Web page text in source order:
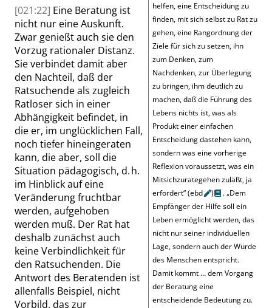
helfen, eine Entscheidung zu
finden, mit sich selbst zu Rat zu
gehen, eine Rangordnung der
Ziele für sich zu setzen, ihn
zum Denken, zum
Nachdenken, zur Überlegung
zu bringen, ihm deutlich zu
machen, daß die Führung des
Lebens nichts ist, was als
Produkt einer einfachen
Entscheidung dastehen kann,
sondern was eine vorherige
Reflexion voraussetzt, was ein
Mitsichzurategehen zuläßt, ja
erfordert“(ebd ) .„Dem
Empfänger der Hilfe soll ein
Leben ermöglicht werden, das
nicht nur seiner individuellen
Lage, sondern auch der Würde
des Menschen entspricht.
Damit kommt … dem Vorgang
der Beratung eine
entscheidende Bedeutung zu.
[021:22] Eine Beratung ist
nicht nur eine Auskunft.
Zwar genießt auch sie den
Vorzug rationaler Distanz.
Sie verbindet damit aber
den Nachteil, daß der
Ratsuchende als zugleich
Ratloser sich in einer
Abhängigkeit befindet, in
die er, im unglücklichen Fall,
noch tiefer hineingeraten
kann, die aber, soll die
Situation pädagogisch, d. h.
im Hinblick auf eine
Veränderung fruchtbar
werden, aufgehoben
werden muß. Der Rat hat
deshalb zunächst auch
keine Verbindlichkeit für
den Ratsuchenden. Die
Antwort des Beratenden ist
allenfalls Beispiel, nicht
Vorbild, das zur